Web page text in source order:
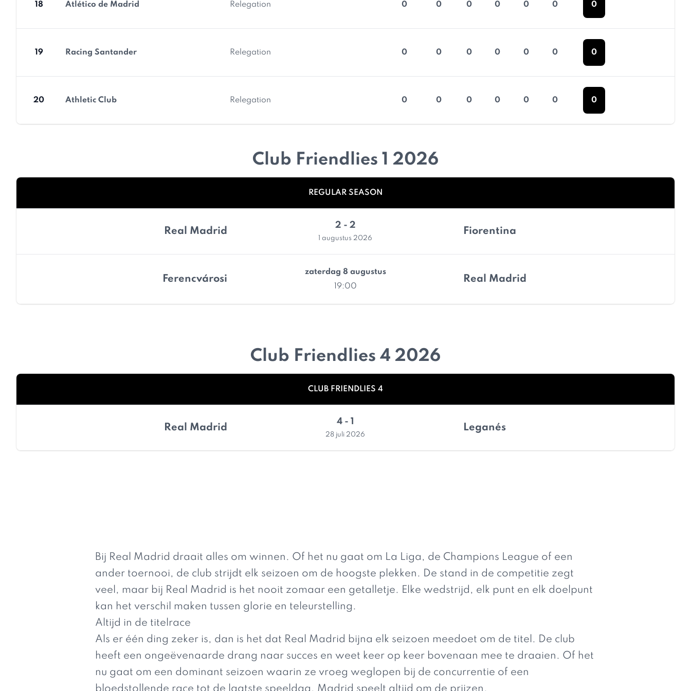
18 Atlético de Madrid Relegation 0 0 0 0 0 0 0
19 Racing Santander Relegation 0 0 0 0 0 0 0
20 Athletic Club Relegation 0 0 0 0 0 0 0
Club Friendlies 1 2026
REGULAR SEASON
Real Madrid
2 - 2
1 augustus 2026
Fiorentina
Ferencvárosi
zaterdag 8 augustus
19:00
Real Madrid
Club Friendlies 4 2026
CLUB FRIENDLIES 4
Real Madrid
4 - 1
28 juli 2026
Leganés
Bij Real Madrid draait alles om winnen. Of het nu gaat om La Liga, de Champions League of een
ander toernooi, de club strijdt elk seizoen om de hoogste plekken. De stand in de competitie zegt
veel, maar bij Real Madrid is het nooit zomaar een getalletje. Elke wedstrijd, elk punt en elk doelpunt
kan het verschil maken tussen glorie en teleurstelling.
Altijd in de titelrace
Als er één ding zeker is, dan is het dat Real Madrid bijna elk seizoen meedoet om de titel. De club
heeft een ongeëvenaarde drang naar succes en weet keer op keer bovenaan mee te draaien. Of het
nu gaat om een dominant seizoen waarin ze vroeg weglopen bij de concurrentie of een
bloedstollende race tot de laatste speeldag, Madrid speelt altijd om de prijzen.